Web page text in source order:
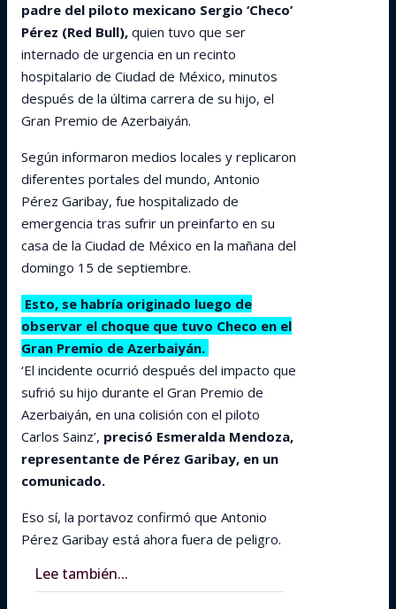
padre del piloto mexicano Sergio ‘Checo’
Pérez (Red Bull), quien tuvo que ser
internado de urgencia en un recinto
hospitalario de Ciudad de México, minutos
después de la última carrera de su hijo, el
Gran Premio de Azerbaiyán.
Según informaron medios locales y replicaron
diferentes portales del mundo, Antonio
Pérez Garibay, fue hospitalizado de
emergencia tras sufrir un preinfarto en su
casa de la Ciudad de México en la mañana del
domingo 15 de septiembre.
Esto, se habría originado luego de
observar el choque que tuvo Checo en el
Gran Premio de Azerbaiyán.
‘El incidente ocurrió después del impacto que
sufrió su hijo durante el Gran Premio de
Azerbaiyán, en una colisión con el piloto
Carlos Sainz’, precisó Esmeralda Mendoza,
representante de Pérez Garibay, en un
comunicado.
Eso sí, la portavoz confirmó que Antonio
Pérez Garibay está ahora fuera de peligro.
Lee también...